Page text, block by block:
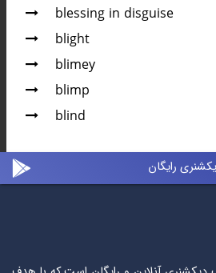
blessing in disguise
blight
blimey
blimp
blind
رایگان